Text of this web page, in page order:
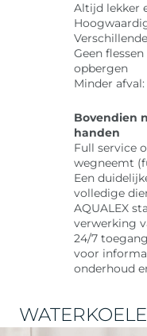
Altijd lekker
Geen
opbergen
Minder
Bovendien
handen
Full service
wegneemt
Een
volledige
AQUALEX
verwerking
24/7
voor
onderhoud